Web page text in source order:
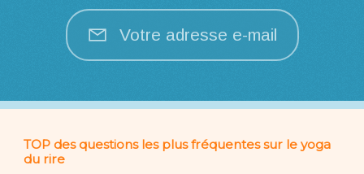
Votre adresse e-mail
TOP des questions les plus fréquentes sur le yoga
du rire